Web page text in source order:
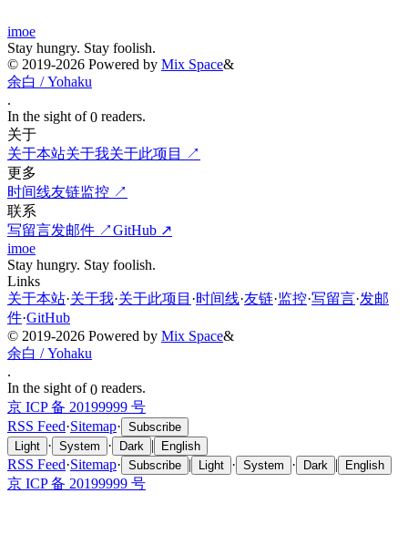
imoe
Stay hungry. Stay foolish.
© 2019-2026 Powered by Mix Space&
余白 / Yohaku
.
In the sight of0 readers.
关于
关于本站关于我关于此项目
↗
更多
时间线友链监控 ↗
联系
写留言发邮件 ↗GitHub ↗
imoe
Stay hungry. Stay foolish.
Links
关于本站·关于我·关于此项目 ·时间线·友链·监控·写留言·发邮
件·GitHub
© 2019-2026 Powered by Mix Space&
余白 / Yohaku
.
In the sight of0 readers.
京 ICP 备 20199999 号
RSS Feed·Sitemap· Subscribe
Light · System · Dark | English
RSS Feed·Sitemap· Subscribe | Light · System · Dark | English
京 ICP 备 20199999 号